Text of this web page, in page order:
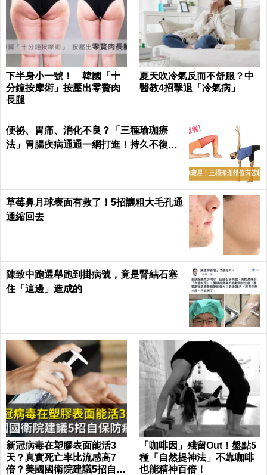
下半身小一號！ 韓國「十
分鐘按摩術」按壓出零贅肉
長腿
夏天吹冷氣反而不舒服？中
醫教4招擊退「冷氣病」
便祕、胃痛、消化不良？「三種瑜珈療
法」胃腸疾病通通一網打進！持久不復
草莓鼻月球表面有救了！5招讓粗大毛孔通
通縮回去
陳致中跑選舉跑到掛病號，竟是腎結石塞
住「這邊」造成的
新冠病毒在塑膠表面能活3
天？真實死亡率比流感高7
倍？美國國衛院建議5招自保
「咖啡因」殘留Out！盤點5
種「自然提神法」不靠咖啡
也能精神百倍！